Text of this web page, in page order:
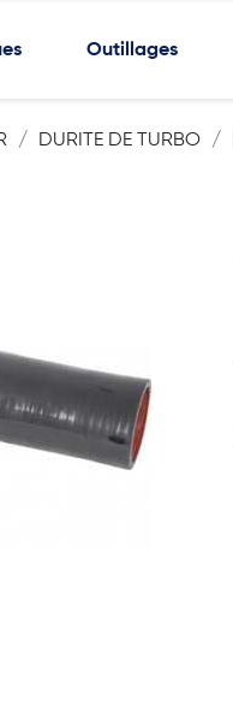
Outillages
DURITE DE TURBO